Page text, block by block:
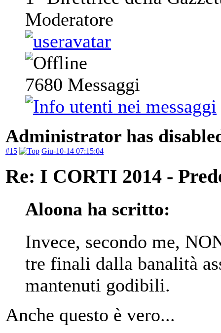
Moderatore
7680 Messaggi
Administrator has
#15 Giu-10-14 07:15:04
Re: I CORTI 2014 -
Aloona ha scritto:
Invece, secondo me,
tre finali dalla banalità
mantenuti godibili.
Anche questo è vero...